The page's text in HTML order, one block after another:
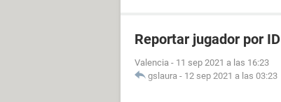
Reportar jugador por ID
Valencia - 11 sep 2021 a las 16:23
gslaura - 12 sep 2021 a las 03:23